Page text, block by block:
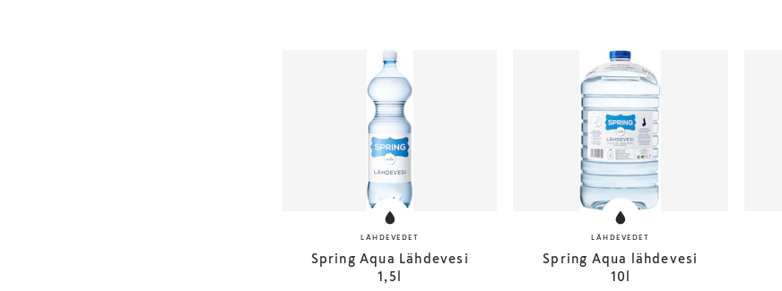
LÄHDEVEDET
Spring Aqua Lähdevesi
1,5l
LÄHDEVEDET
Spring Aqua lähdevesi
10l